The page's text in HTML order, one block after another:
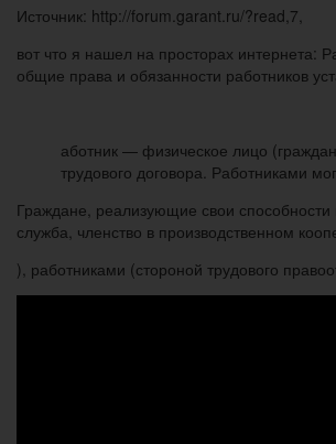
Источник: http://forum.garant.ru/?read,7,
вот что я нашел на просторах
общие права и обязанности работников
аботник — физическое лицо
трудового договора. Работниками
Граждане, реализующие свои
служба, членство в производственном
), работниками (стороной трудового